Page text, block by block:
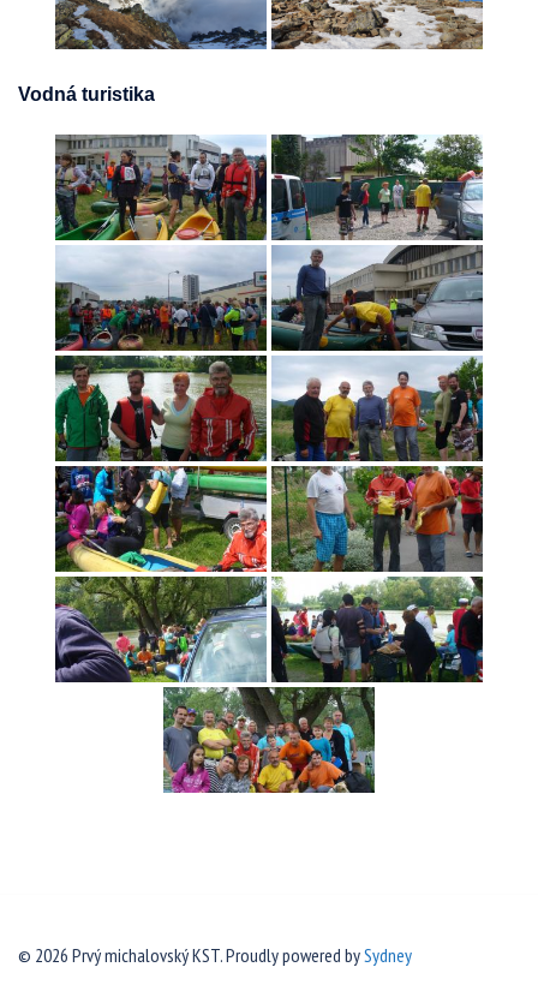
Vodná turistika
© 2026 Prvý michalovský KST. Proudly powered bySydney